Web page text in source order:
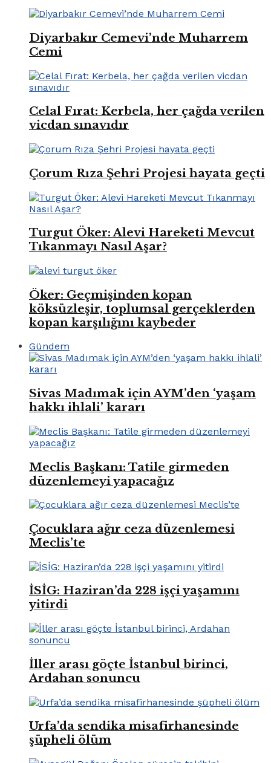
Diyarbakır Cemevi’nde Muharrem
Cemi
Celal Fırat: Kerbela, her çağda verilen
vicdan sınavıdır
Çorum Rıza Şehri Projesi hayata geçti
Turgut Öker: Alevi Hareketi Mevcut
Tıkanmayı Nasıl Aşar?
Öker: Geçmişinden kopan
köksüzleşir, toplumsal gerçeklerden
kopan karşılığını kaybeder
Gündem
Sivas Madımak için AYM’den ‘yaşam
hakkı ihlali’ kararı
Meclis Başkanı: Tatile girmeden
düzenlemeyi yapacağız
Çocuklara ağır ceza düzenlemesi
Meclis’te
İSİG: Haziran’da 228 işçi yaşamını
yitirdi
İller arası göçte İstanbul birinci,
Ardahan sonuncu
Urfa’da sendika misafirhanesinde
şüpheli ölüm